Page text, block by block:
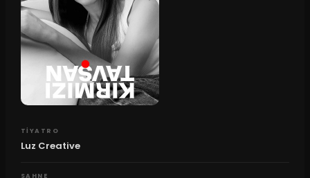
TIYATRO
Luz Creative
SAHNE